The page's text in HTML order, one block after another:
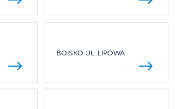
BOISKO UL. LIPOWA